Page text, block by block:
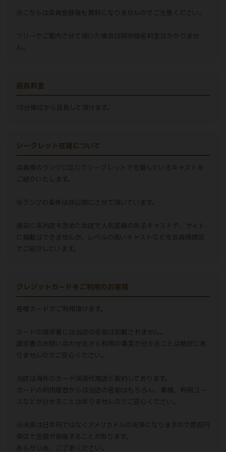
※こちらは会員登録後も無料になりませんのでご注意ください。
フリーでご案内させて頂いた場合は特別指名料金はかかりませ
ん。
延長料金
15分単位から延長して頂けます。
シークレット在籍について
会員様のランクに応じてシークレットで在籍しているキャストを
ご紹介いたします。
※ランクの条件は非公開にさせて頂いています。
過去に系列店を含めたお店で人気実績のあるキャストや、サイト
に掲載はできませんが、レベルの高いキャストなどを会員様限定
でご紹介しています。
クレジットカードをご利用のお客様
各種カードがご利用頂けます。
カードの請求書には当店の名前は記載されません。
請求書のお問い合わせ先から利用の事実が分かることは絶対にあ
りませんのでご安心ください。
当店は海外のカード決済代理店と契約しております。
カードの利用履歴からは当店の名前はもちろん、業種、利用コー
スなどが分かることはありませんのでご安心ください。
※決済は日本円ではなくアメリカドルの決済になりますので数百円
単位で金額が前後することがあります。
あらかじめ、ご了承ください。